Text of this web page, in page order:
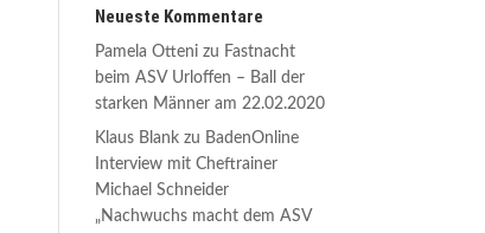
Neueste Kommentare
Pamela Otteni zu Fastnacht
beim ASV Urloffen – Ball der
starken Männer am 22.02.2020
Klaus Blank zu BadenOnline
Interview mit Cheftrainer
Michael Schneider
„Nachwuchs macht dem ASV